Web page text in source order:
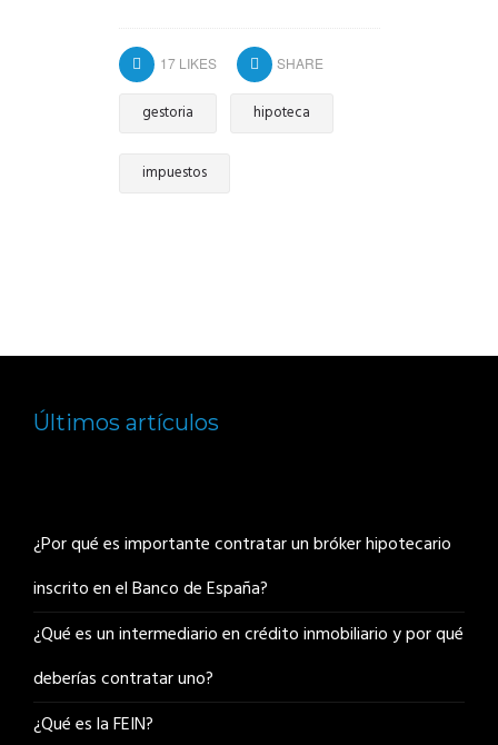
17LIKES SHARE
gestoria hipoteca
impuestos
Últimos artículos
¿Por qué es importante contratar un bróker hipotecario
inscrito en el Banco de España?
¿Qué es un intermediario en crédito inmobiliario y por qué
deberías contratar uno?
¿Qué es la FEIN?